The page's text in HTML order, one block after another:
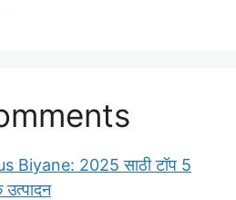
Biyane: 2025 साठी टॉप 5
उत्पादन